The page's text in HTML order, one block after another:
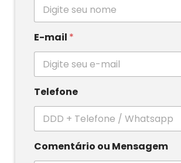
E-mail *
Telefone
Comentário ou Mensagem